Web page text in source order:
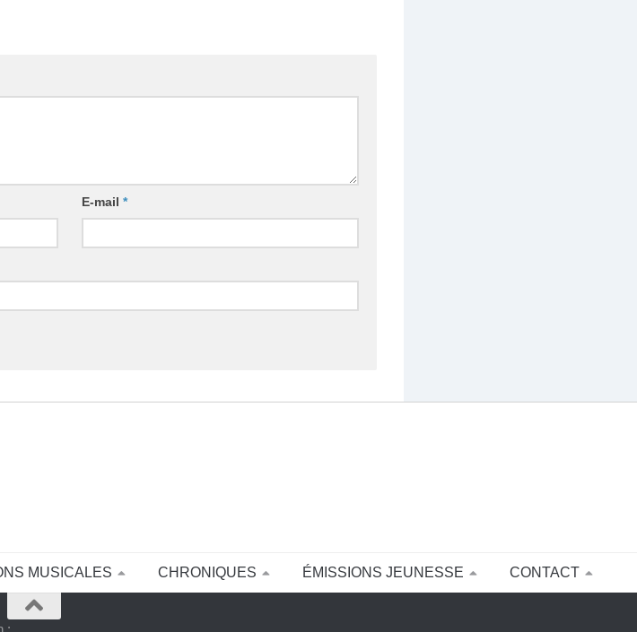
E-mail *
MUSICALES CHRONIQUES ÉMISSIONS JEUNESSE CONTACT